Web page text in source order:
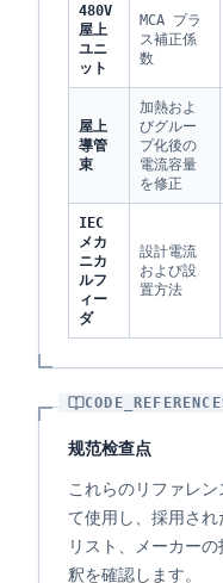
480V
屋上
ユニ
ット
MCA プラ
ス補正係
数
屋上
導管
束
加熱およ
びグルー
プ化後の
電流容量
を修正
IEC
メカ
ニカ
ルフ
ィー
ダ
設計電流
および設
置方法
规范检查点
これらのリファレ
て使用し、採用さ
リスト、メーカー
釈を確認します。